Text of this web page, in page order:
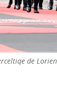
de